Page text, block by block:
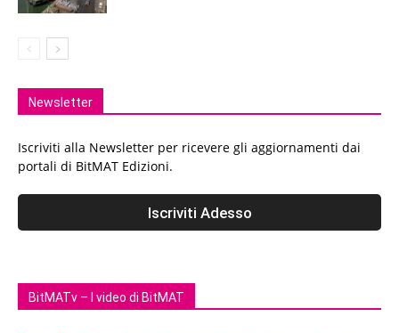
Newsletter
Iscriviti alla Newsletter per ricevere gli aggiornamenti dai
portali di BitMAT Edizioni.
BitMATv – I video di BitMAT